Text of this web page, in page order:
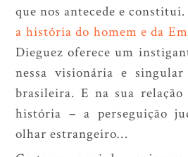
que nos antecede e
a história do homem e da
Dieguez oferece um
nessa visionária e
brasileira. E na sua
história – a perseguição
olhar estrangeiro…